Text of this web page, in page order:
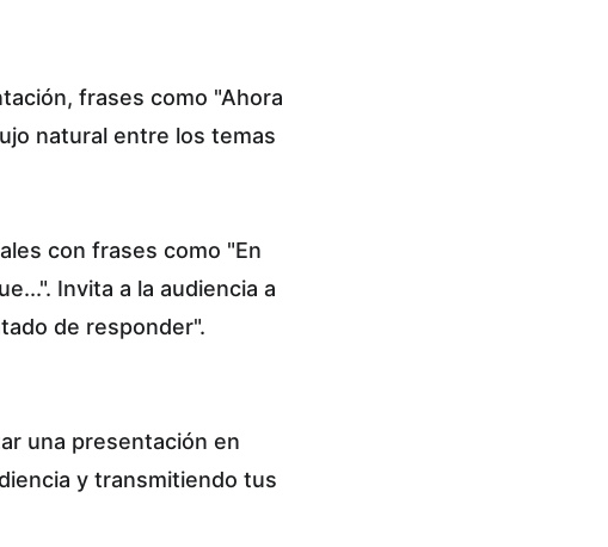
frases como "Ahora
natural entre los temas
con frases como "En
Invita a la audiencia a
de responder".
una presentación en
y transmitiendo tus